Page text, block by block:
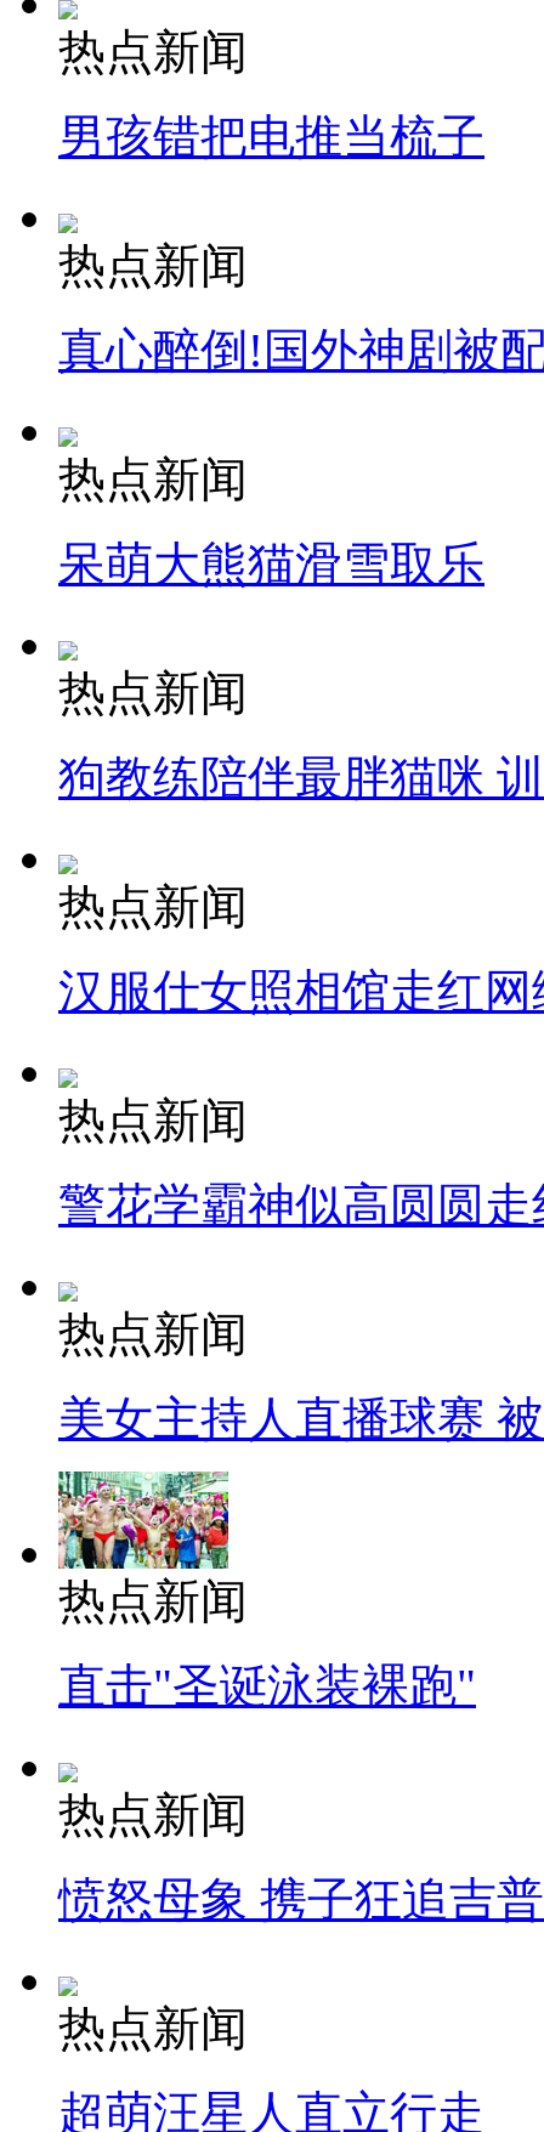
热点新闻
男孩错把电推当梳子
热点新闻
真心醉倒!国外神剧被
热点新闻
呆萌大熊猫滑雪取乐
热点新闻
狗教练陪伴最胖猫咪
热点新闻
汉服仕女照相馆走红网
热点新闻
警花学霸神似高圆圆走
热点新闻
美女主持人直播球赛
热点新闻
直击"圣诞泳装裸跑"
热点新闻
愤怒母象 携子狂追吉
热点新闻
超萌汪星人直立行走